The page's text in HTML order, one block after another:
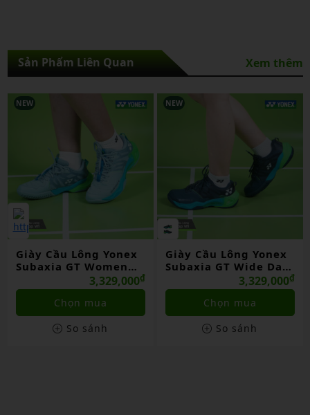
Sản Phẩm Liên Quan Xem thêm
NEW
Giày Cầu Lông Yonex
Subaxia GT Women
Grayish Green Chính
Hãng
3,329,000₫
Chọn mua
So sánh
NEW
Giày Cầu Lông Yonex
Subaxia GT Wide Dark
Green Chính Hãng
3,329,000₫
Chọn mua
So sánh